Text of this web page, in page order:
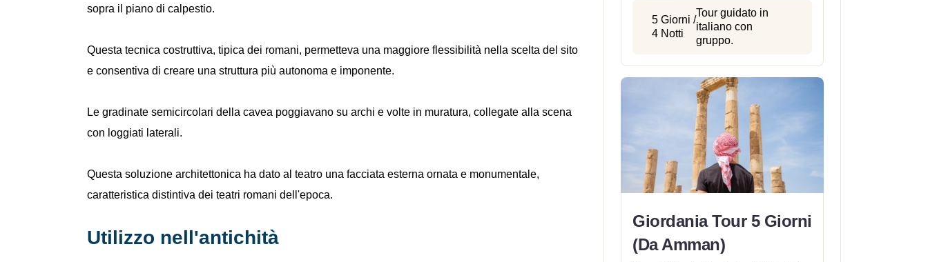
sopra il piano di calpestio.
Questa tecnica costruttiva, tipica dei romani, permetteva una maggiore flessibilità nella scelta del sito
e consentiva di creare una struttura più autonoma e imponente.
Le gradinate semicircolari della cavea poggiavano su archi e volte in muratura, collegate alla scena
con loggiati laterali.
Questa soluzione architettonica ha dato al teatro una facciata esterna ornata e monumentale,
caratteristica distintiva dei teatri romani dell'epoca.
Utilizzo nell'antichità
5 Giorni /
4 Notti
Tour guidato in
italiano con
gruppo.
Giordania Tour 5 Giorni
(Da Amman)